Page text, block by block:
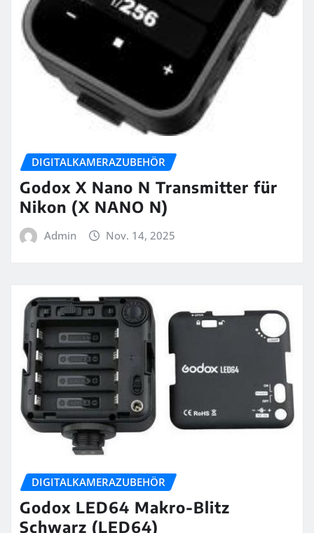
DIGITALKAMERAZUBEHÖR
Godox X Nano N Transmitter für
Nikon (X NANO N)
Admin Nov. 14, 2025
DIGITALKAMERAZUBEHÖR
Godox LED64 Makro-Blitz
Schwarz (LED64)